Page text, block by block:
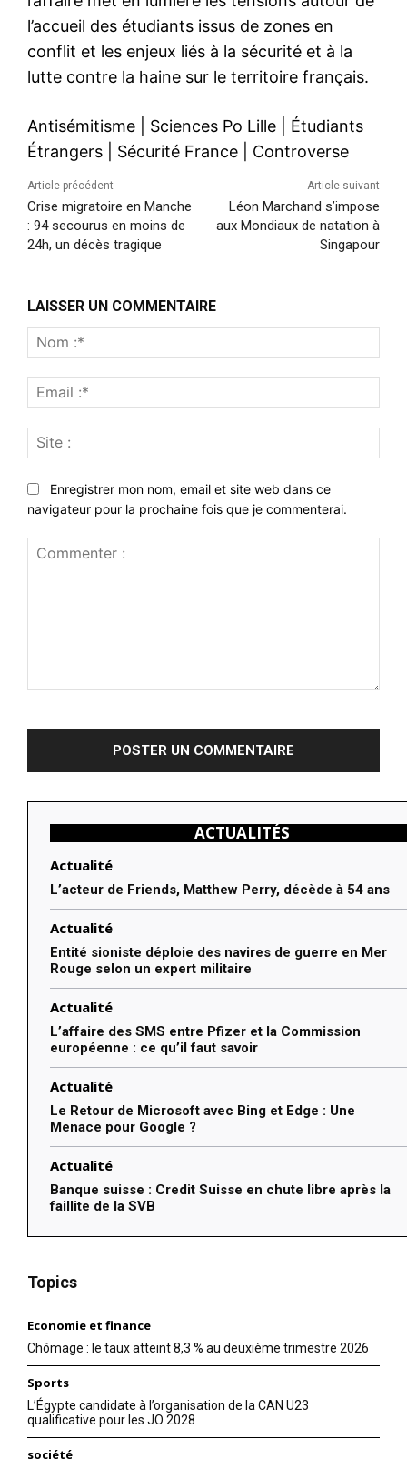
l’accueil des étudiants issus de zones en
conflit et les enjeux liés à la sécurité et à la
lutte contre la haine sur le territoire français.
Antisémitisme Sciences Po Lille
Étudiants
Étrangers
Sécurité France Controverse
Article précédent
Crise migratoire en Manche
: 94 secourus en moins de
24h, un décès tragique
Article suivant
Léon Marchand s’impose
aux Mondiaux de natation à
Singapour
LAISSER UN COMMENTAIRE
:*
:*
:
Enregistrer mon nom, email et site web dans ce
navigateur pour la prochaine fois que je commenterai.
ACTUALITÉS
Actualité
L’acteur de Friends, Matthew Perry, décède à 54 ans
Actualité
Entité sioniste déploie des navires de guerre en Mer
Rouge selon un expert militaire
Actualité
L’affaire des SMS entre Pfizer et la Commission
européenne : ce qu’il faut savoir
Actualité
Le Retour de Microsoft avec Bing et Edge : Une
Menace pour Google ?
Actualité
Banque suisse : Credit Suisse en chute libre après la
faillite de la SVB
Topics
Economie et finance
Chômage : le taux atteint 8,3 % au deuxième trimestre 2026
Sports
L’Égypte candidate à l’organisation de la CAN U23
qualificative pour les JO 2028
société